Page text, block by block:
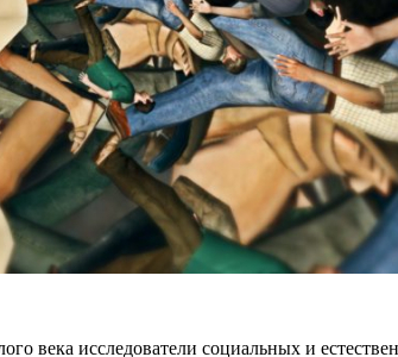
века исследователи социальных и